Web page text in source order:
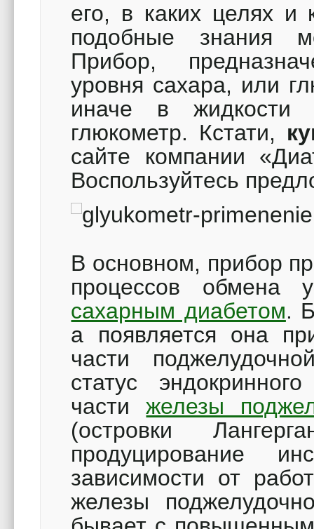
его, в каких целях
подобные знания
Прибор,
уровня сахара, или
иначе в жидкости
глюкометр. Кстати,
сайте компании
Воспользуйтесь
В основном, прибор
процессов обмена
сахарным диабетом.
а появляется она
части
статус
частижелезы
(островки
продуцирование
зависимости от
железы